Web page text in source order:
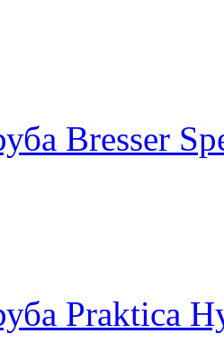
Bresser
Praktica